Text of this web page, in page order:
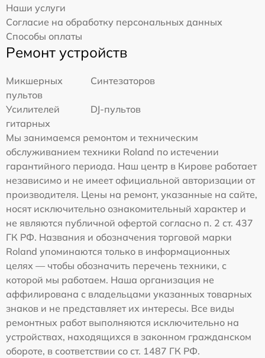
Наши услуги
Согласие на обработку персональных данных
Способы оплаты
Ремонт устройств
Микшерных
пультов
Синтезаторов
Усилителей
гитарных
DJ-пультов
Мы занимаемся ремонтом и техническим
обслуживанием техники Roland по истечении
гарантийного периода. Наш центр в Кирове работает
независимо и не имеет официальной авторизации от
производителя. Цены на ремонт, указанные на сайте,
носят исключительно ознакомительный характер и
не являются публичной офертой согласно п. 2 ст. 437
ГК РФ. Названия и обозначения торговой марки
Roland упоминаются только в информационных
целях — чтобы обозначить перечень техники, с
которой мы работаем. Наша организация не
аффилирована с владельцами указанных товарных
знаков и не представляет их интересы. Все виды
ремонтных работ выполняются исключительно на
устройствах, находящихся в законном гражданском
обороте, в соответствии со ст. 1487 ГК РФ.